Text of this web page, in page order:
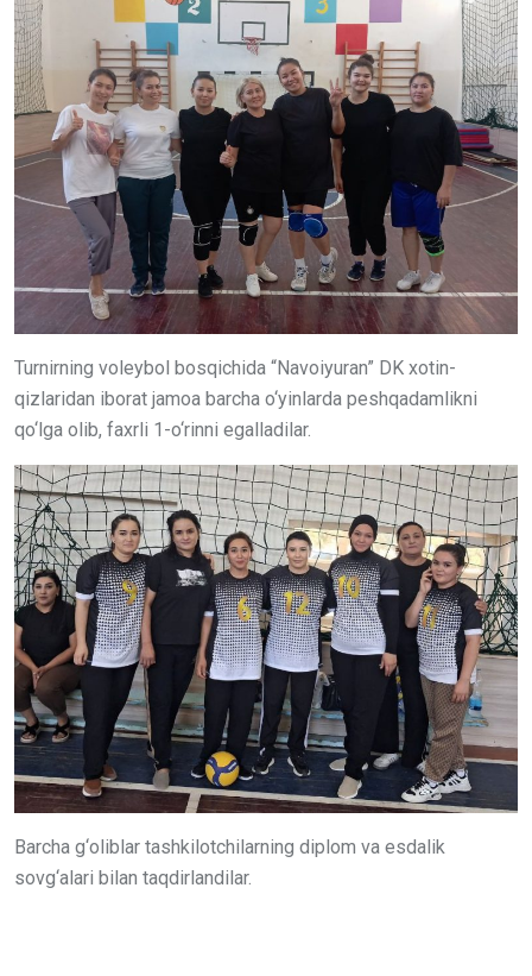
Turnirning voleybol bosqichida “Navoiyuran” DK xotin-
qizlaridan iborat jamoa barcha o‘yinlarda peshqadamlikni
qo‘lga olib, faxrli 1-o‘rinni egalladilar.
Barcha g‘oliblar tashkilotchilarning diplom va esdalik
sovg‘alari bilan taqdirlandilar.